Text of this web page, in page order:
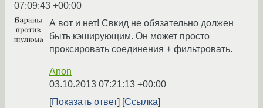
07:09:43 +00:00
А вот и нет! Свкид не обязательно должен
быть кэширующим. Он может просто
проксировать соединения + фильтровать.
Anon
03.10.2013 07:21:13 +00:00
Показать ответ
Ссылка